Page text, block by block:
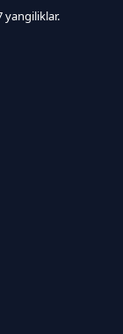
yangiliklar.